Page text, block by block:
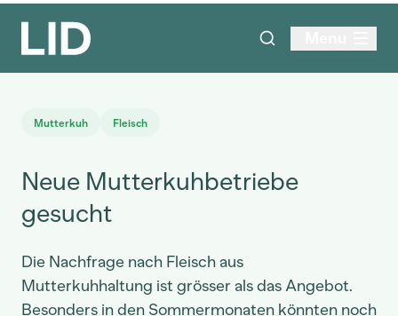
Mutterkuh Fleisch
Neue Mutterkuhbetriebe
gesucht
Die Nachfrage nach Fleisch aus
Mutterkuhhaltung ist grösser als das Angebot.
Besonders in den Sommermonaten könnten noch